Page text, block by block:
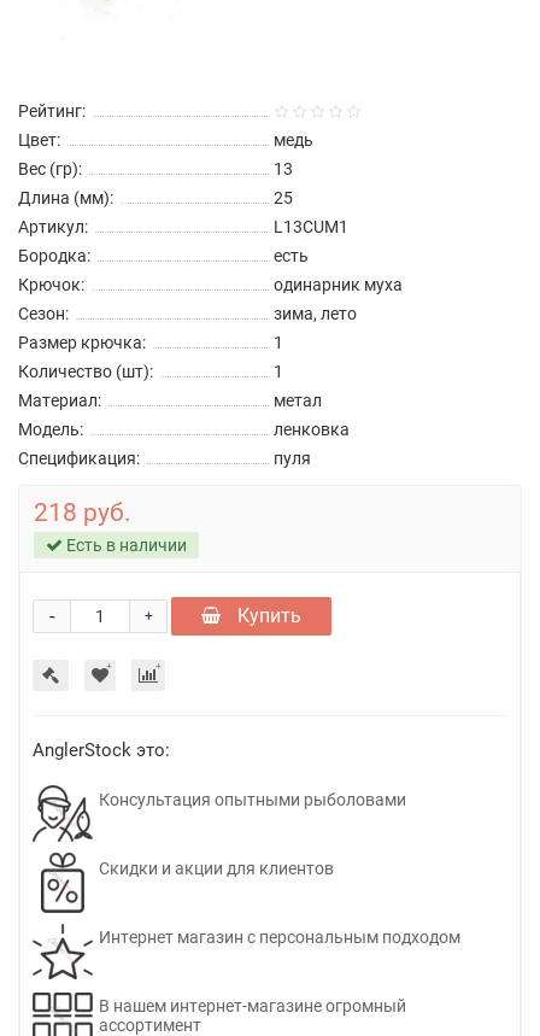
Рейтинг:
Цвет:
медь
Вес (гр):
13
Длина (мм):
25
Артикул:
L13CUM1
Бородка:
есть
Крючок:
одинарник муха
Сезон:
зима, лето
Размер крючка:
1
Количество (шт):
1
Материал:
метал
Модель:
ленковка
Спецификация:
пуля
218 руб.
Есть в наличии
+
- Купить
AnglerStock это:
Консультация опытными рыболовами
Скидки и акции для клиентов
Интернет магазин с персональным подходом
В нашем интернет-магазине огромный
ассортимент